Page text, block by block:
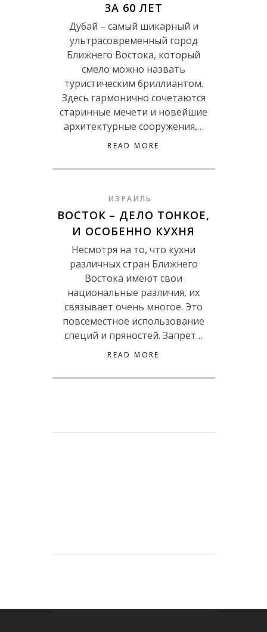
ЗА 60 ЛЕТ
Дубай – самый шикарный и
ультрасовременный город
Ближнего Востока, который
смело можно назвать
туристическим бриллиантом.
Здесь гармонично сочетаются
старинные мечети и новейшие
архитектурные сооружения,…
READ MORE
ИЗРАИЛЬ
ВОСТОК – ДЕЛО ТОНКОЕ,
И ОСОБЕННО КУХНЯ
Несмотря на то, что кухни
различных стран Ближнего
Востока имеют свои
национальные различия, их
связывает очень многое. Это
повсеместное использование
специй и пряностей. Запрет…
READ MORE